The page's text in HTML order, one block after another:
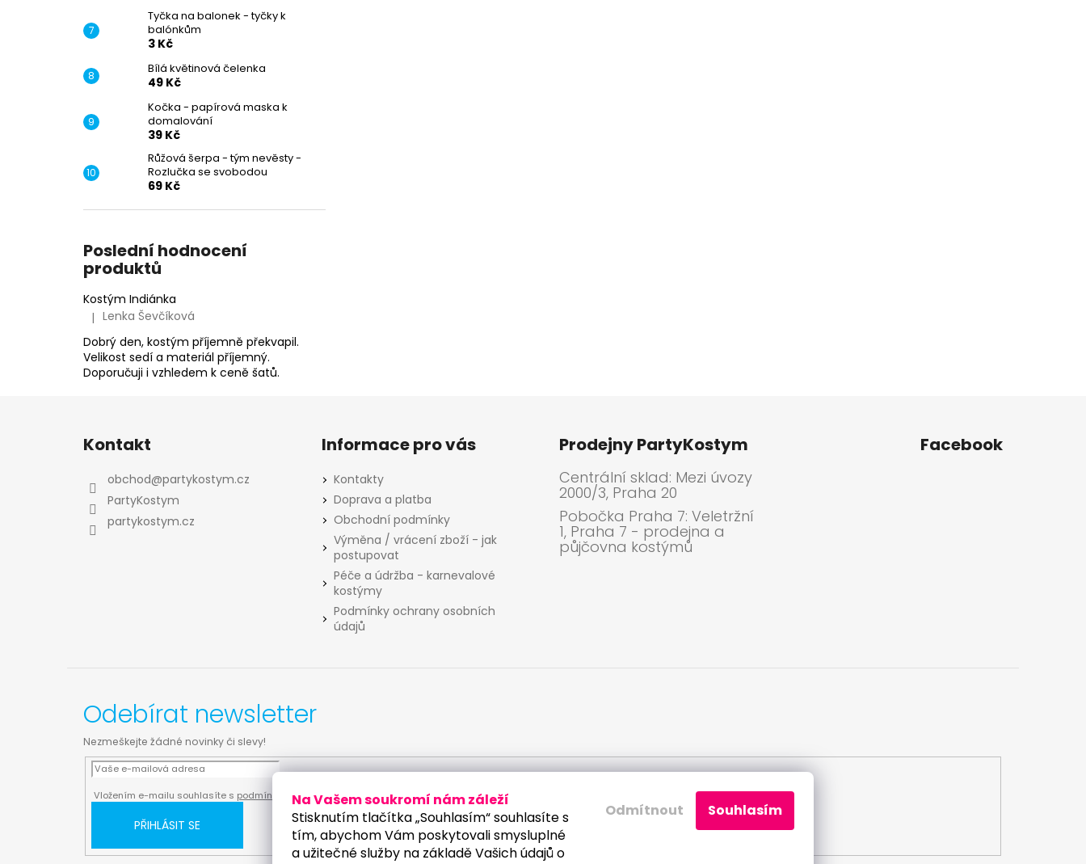
Na Vašem soukromí nám záleží
Stisknutím tlačítka „Souhlasím“ souhlasíte s
tím, abychom Vám poskytovali smysluplné
a užitečné služby na základě Vašich údajů o
Odmítnout Souhlasím
Tyčka na balonek - tyčky k
balónkům
3 Kč
Bílá květinová čelenka
49 Kč
Kočka - papírová maska k
domalování
39 Kč
Růžová šerpa - tým nevěsty -
Rozlučka se svobodou
69 Kč
Poslední hodnocení
produktů
Kostým Indiánka
Hodnocení produktu je 5 z 5 hvězdiček.
| Lenka Ševčíková
Dobrý den, kostým příjemně překvapil.
Velikost sedí a materiál příjemný.
Doporučuji i vzhledem k ceně šatů.
Odebírat newsletter
Nezmeškejte žádné novinky či slevy!
Vložením e-mailu souhlasíte s podmínkami ochrany osobních údajů
PŘIHLÁSIT SE
Kontakt
obchod@partykostym.cz
PartyKostym
partykostym.cz
Informace pro vás
Kontakty
Doprava a platba
Obchodní podmínky
Výměna / vrácení zboží - jak
postupovat
Péče a údržba - karnevalové
kostýmy
Podmínky ochrany osobních
údajů
Prodejny PartyKostym
Centrální sklad: Mezi úvozy
2000/3, Praha 20
Pobočka Praha 7: Veletržní
1, Praha 7 - prodejna a
půjčovna kostýmů
Facebook